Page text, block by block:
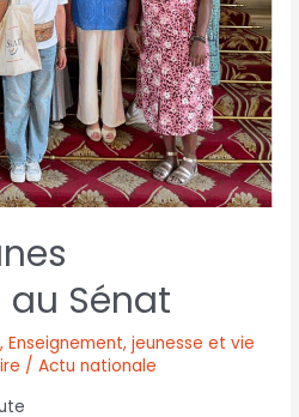
Sénat
,Enseignement, jeunesse et vie
/ Actu nationale